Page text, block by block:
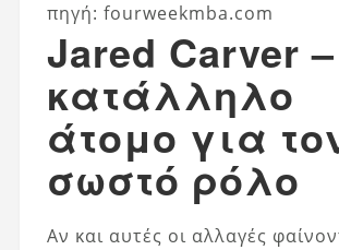
πηγή: fourweekmba.com
Jared Carver
κατάλληλο
άτομο για
σωστό ρόλο
Αν και αυτές οι αλλαγές